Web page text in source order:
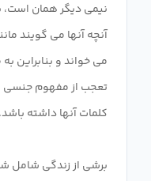
نیمی دیگر همان است،
آنچه آنها می گویند
می خواند و بنابراین
تعجب از مفهوم
برشی از زندگی شامل